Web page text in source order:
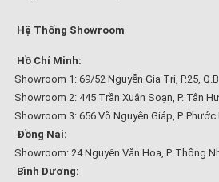
Hệ Thống Showroom
Hồ Chí Minh:
Showroom 1: 69/52 Nguyễn Gia Trí, P.25,
Showroom 2: 445 Trần Xuân Soạn, P. Tân
Showroom 3: 656 Võ Nguyên Giáp, P.
Đồng Nai:
Showroom: 24 Nguyễn Văn Hoa, P. Thống
Bình Dương: